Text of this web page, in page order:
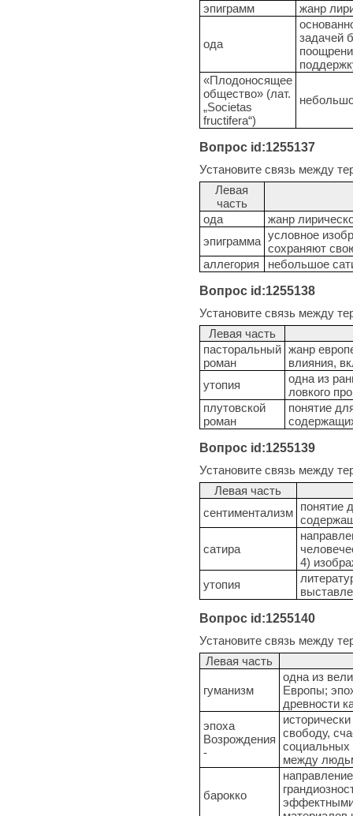
эпиграмм
жанр
ода
задачей
«Плодоносящее
общество» (лат.
„Societas
fructifera“)
Вопрос id:1255137
Установите связь между
Левая
часть
ода
жанр
эпиграмма условное
сохраняют
аллегория
небольшое
Вопрос id:1255138
Установите связь между
Левая часть
пасторальный
роман
жанр
влияния,
утопия
одна из
ловкого
плутовской
роман
понятие
Вопрос id:1255139
Установите связь между
Левая часть
сентиментализм понятие
сатира
4)
утопия
Вопрос id:1255140
Установите связь между
Левая часть
гуманизм
одна из
Европы;
древности
эпоха
Возрождения
-
свободу,
социальных
между
барокко
эффектными